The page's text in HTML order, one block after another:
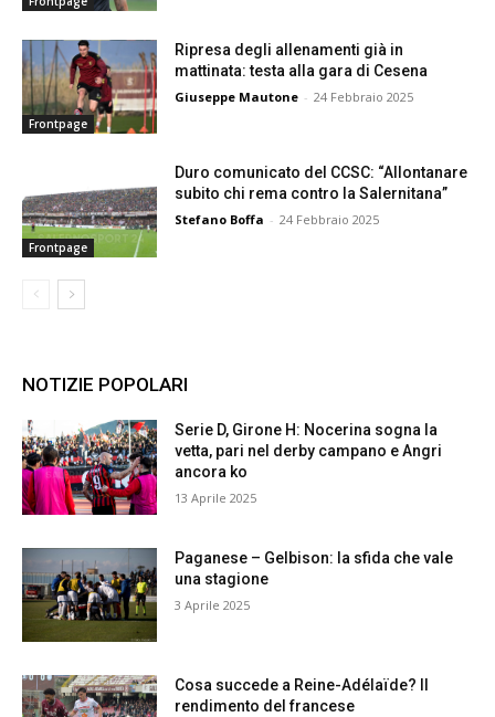
Frontpage
Ripresa degli allenamenti già in
mattinata: testa alla gara di Cesena
Giuseppe Mautone - 24 Febbraio 2025
Frontpage
Duro comunicato del CCSC: “Allontanare
subito chi rema contro la Salernitana”
Stefano Boffa - 24 Febbraio 2025
NOTIZIE POPOLARI
Serie D, Girone H: Nocerina sogna la
vetta, pari nel derby campano e Angri
ancora ko
13 Aprile 2025
Paganese – Gelbison: la sfida che vale
una stagione
3 Aprile 2025
Cosa succede a Reine-Adélaïde? Il
rendimento del francese